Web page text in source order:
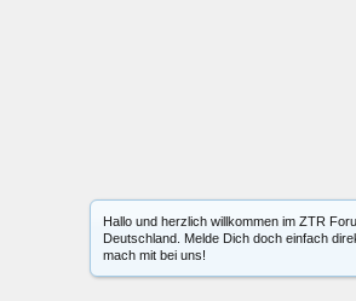
Hallo und herzlich willkommen im ZTR
Deutschland. Melde Dich doch einfach
mach mit bei uns!